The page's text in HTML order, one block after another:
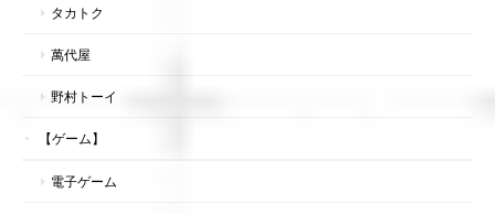
タカトク
萬代屋
野村トーイ
【ゲーム】
電子ゲーム